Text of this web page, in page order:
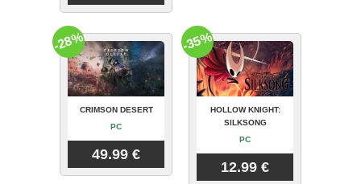
CRIMSON DESERT
PC
49.99 €
-28%
HOLLOW KNIGHT:
SILKSONG
PC
12.99 €
-35%